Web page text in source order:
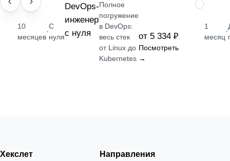
ПРОФЕССИЯ
10
месяцев
·
С
нуля
DevOps-
инженер
с нуля
Полное
погружение
в DevOps:
весь стек
от Linux до
Kubernetes
от 5 334 ₽
Посмотреть
→
НАВЫК
1
месяц
·
Хекслет Направления